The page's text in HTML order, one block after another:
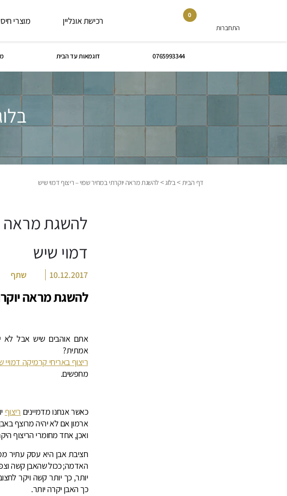
התחברות
0
רכישת אונליין מוצרי
0765993344 דוגמאות עד הבית
דף הבית>בלוג>להשגת מראה יוקרתי במחיר שפוי – ריצוף דמוי שיש
להשגת מראה
דמוי שיש
10.12.2017 שתף
להשגת מראה
אתם אוהבים שיש אבל לא
אמתית?
ריצוף באריחי קרמיקה דמויי
מחפשים.
כאשר אנחנו מדמיינים ריצוף
ארמון אם לא יהיה מרוצף
ואכן, אחד מחומרי הריצוף
חציבת אבן היא עסק עתיר
האדמה; ככול שהאבן קשה
יותר, כך יותר קשה ויקר
כך האבן יקרה יותר.